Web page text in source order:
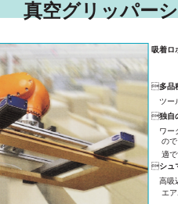
真空グリッパー
吸着ロ
多品
ツー
独自
ワー
の
適
シュ
高吸
エ